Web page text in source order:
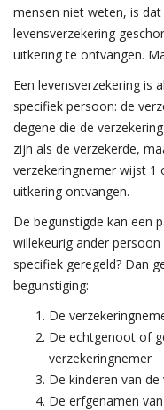
mensen niet weten, is
levensverzekering
uitkering te ontvangen.
Een levensverzekering is
specifiek persoon: de
degene die de
zijn als de verzekerde,
verzekeringnemer wijst 1
uitkering ontvangen.
De begunstigde kan een
willekeurig ander
specifiek geregeld? Dan
begunstiging:
De
De echtgenoot of
verzekeringnemer
De kinderen van
De erfgenamen